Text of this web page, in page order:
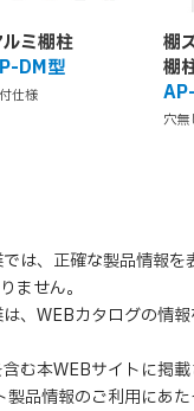
ルミ棚柱
DM型
仕様
棚
棚
穴無
は、正確な製品情報を
ません。
、WEBカタログの情
む本WEBサイトに掲
品情報のご利用にあた